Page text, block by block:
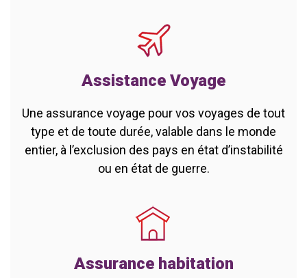
Assistance Voyage
Une assurance voyage pour vos voyages de tout
type et de toute durée, valable dans le monde
entier, à l’exclusion des pays en état d’instabilité
ou en état de guerre.
Assurance habitation